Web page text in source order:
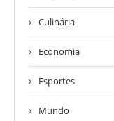
Culinária
Economia
Esportes
Mundo